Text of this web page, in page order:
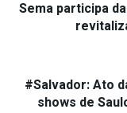
Sema participa
#Salvador: Ato
shows de